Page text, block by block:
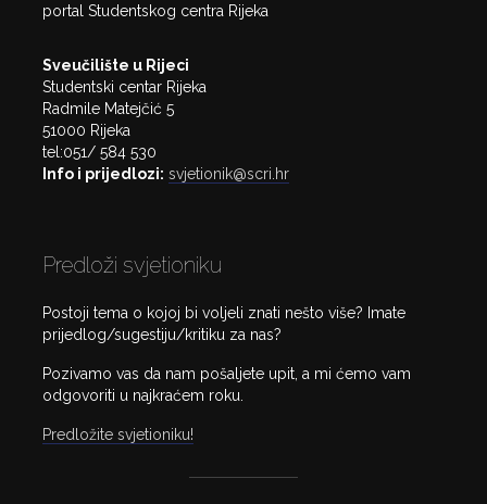
portal Studentskog centra Rijeka
Sveučilište u Rijeci
Studentski centar Rijeka
Radmile Matejčić 5
51000 Rijeka
tel:051/ 584 530
Info i prijedlozi: svjetionik@scri.hr
Predloži svjetioniku
Postoji tema o kojoj bi voljeli znati nešto više? Imate
prijedlog/sugestiju/kritiku za nas?
Pozivamo vas da nam pošaljete upit, a mi ćemo vam
odgovoriti u najkraćem roku.
Predložite svjetioniku!